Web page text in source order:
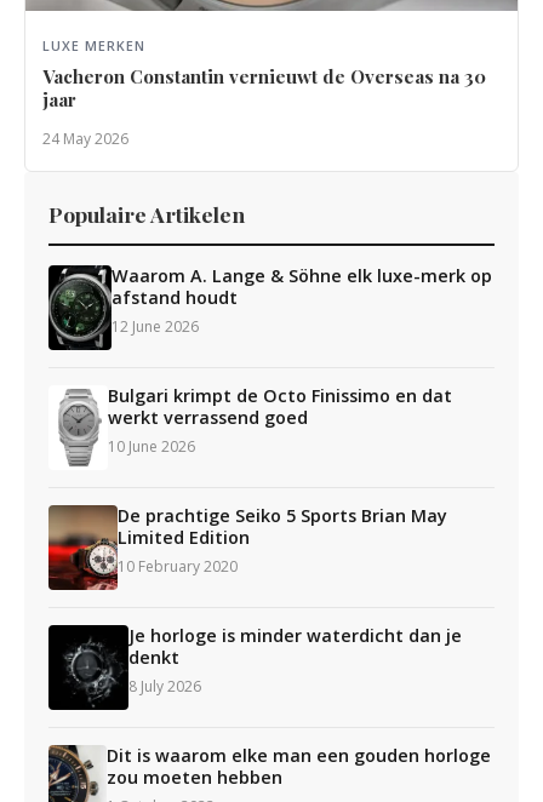
LUXE MERKEN
Vacheron Constantin vernieuwt de Overseas na 30
jaar
24 May 2026
Populaire Artikelen
Waarom A. Lange & Söhne elk luxe-merk op
afstand houdt
12 June 2026
Bulgari krimpt de Octo Finissimo en dat
werkt verrassend goed
10 June 2026
De prachtige Seiko 5 Sports Brian May
Limited Edition
10 February 2020
Je horloge is minder waterdicht dan je
denkt
8 July 2026
Dit is waarom elke man een gouden horloge
zou moeten hebben